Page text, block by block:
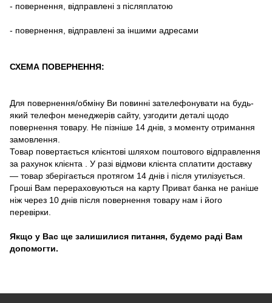
- повернення відправлені з післяплатою
- повернення відправлені за іншими адресами
СХЕМА ПОВЕРНЕННЯ:
Для повернення/обміну Ви повинні зателефонувати на будь-
який телефон менеджерів сайту, узгодити деталі щодо
повернення товару. Не пізніше 14 днів, з моменту отримання
замовлення.
Товар повертається клієнтові шляхом поштового відправлення
за рахунок клієнта . У разі відмови клієнта сплатити доставку
― товар зберігається протягом 14 днів і після утилізується.
Гроші Вам перераховуються на карту Приват банка не раніше
ніж через 10 днів після повернення товару нам і його
перевірки.
Якщо у Вас ще залишилися питання, будемо раді Вам
допомогти.